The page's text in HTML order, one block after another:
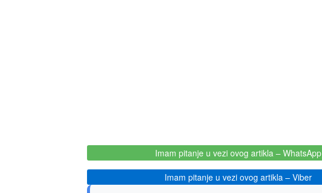
Imam pitanje u vezi ovog artikla– WhatsApp
Imam pitanje u vezi ovog artikla– Viber